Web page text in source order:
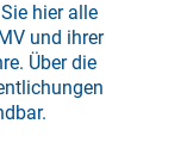
hier alle
und ihrer
Über die